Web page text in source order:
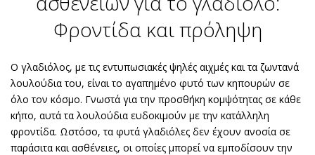
Φροντίδα και πρόληψη
Ο γλαδιόλος, με τις εντυπωσιακές ψηλές αιχμές και τα ζωντανά
λουλούδια του, είναι το αγαπημένο φυτό των κηπουρών σε
όλο τον κόσμο. Γνωστά για την προσθήκη κομψότητας σε κάθε
κήπο, αυτά τα λουλούδια ευδοκιμούν με την κατάλληλη
φροντίδα. Ωστόσο, τα φυτά γλαδιόλες δεν έχουν ανοσία σε
παράσιτα και ασθένειες, οι οποίες μπορεί να εμποδίσουν την